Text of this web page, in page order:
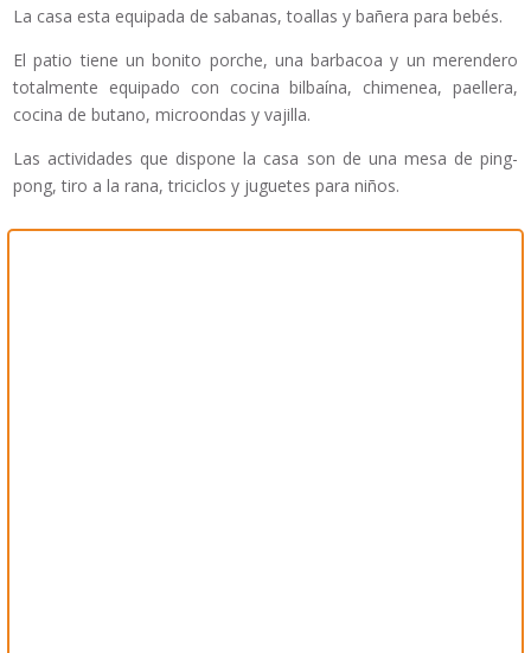
La casa esta equipada de sabanas, toallas y bañera para bebés.
El patio tiene un bonito porche, una barbacoa y un merendero
totalmente equipado con cocina bilbaína, chimenea, paellera,
cocina de butano, microondas y vajilla.
Las actividades que dispone la casa son de una mesa de ping-
pong, tiro a la rana, triciclos y juguetes para niños.